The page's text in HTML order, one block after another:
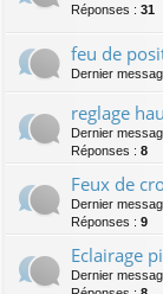
Réponses : 31
feu de
Dernier
reglage
Dernier
Réponses : 8
Feux de
Dernier
Réponses : 9
Eclairage
Dernier